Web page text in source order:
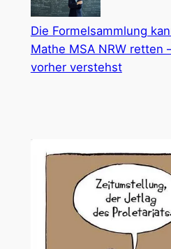
Die Formelsammlung
Mathe MSA NRW retten
vorher verstehst